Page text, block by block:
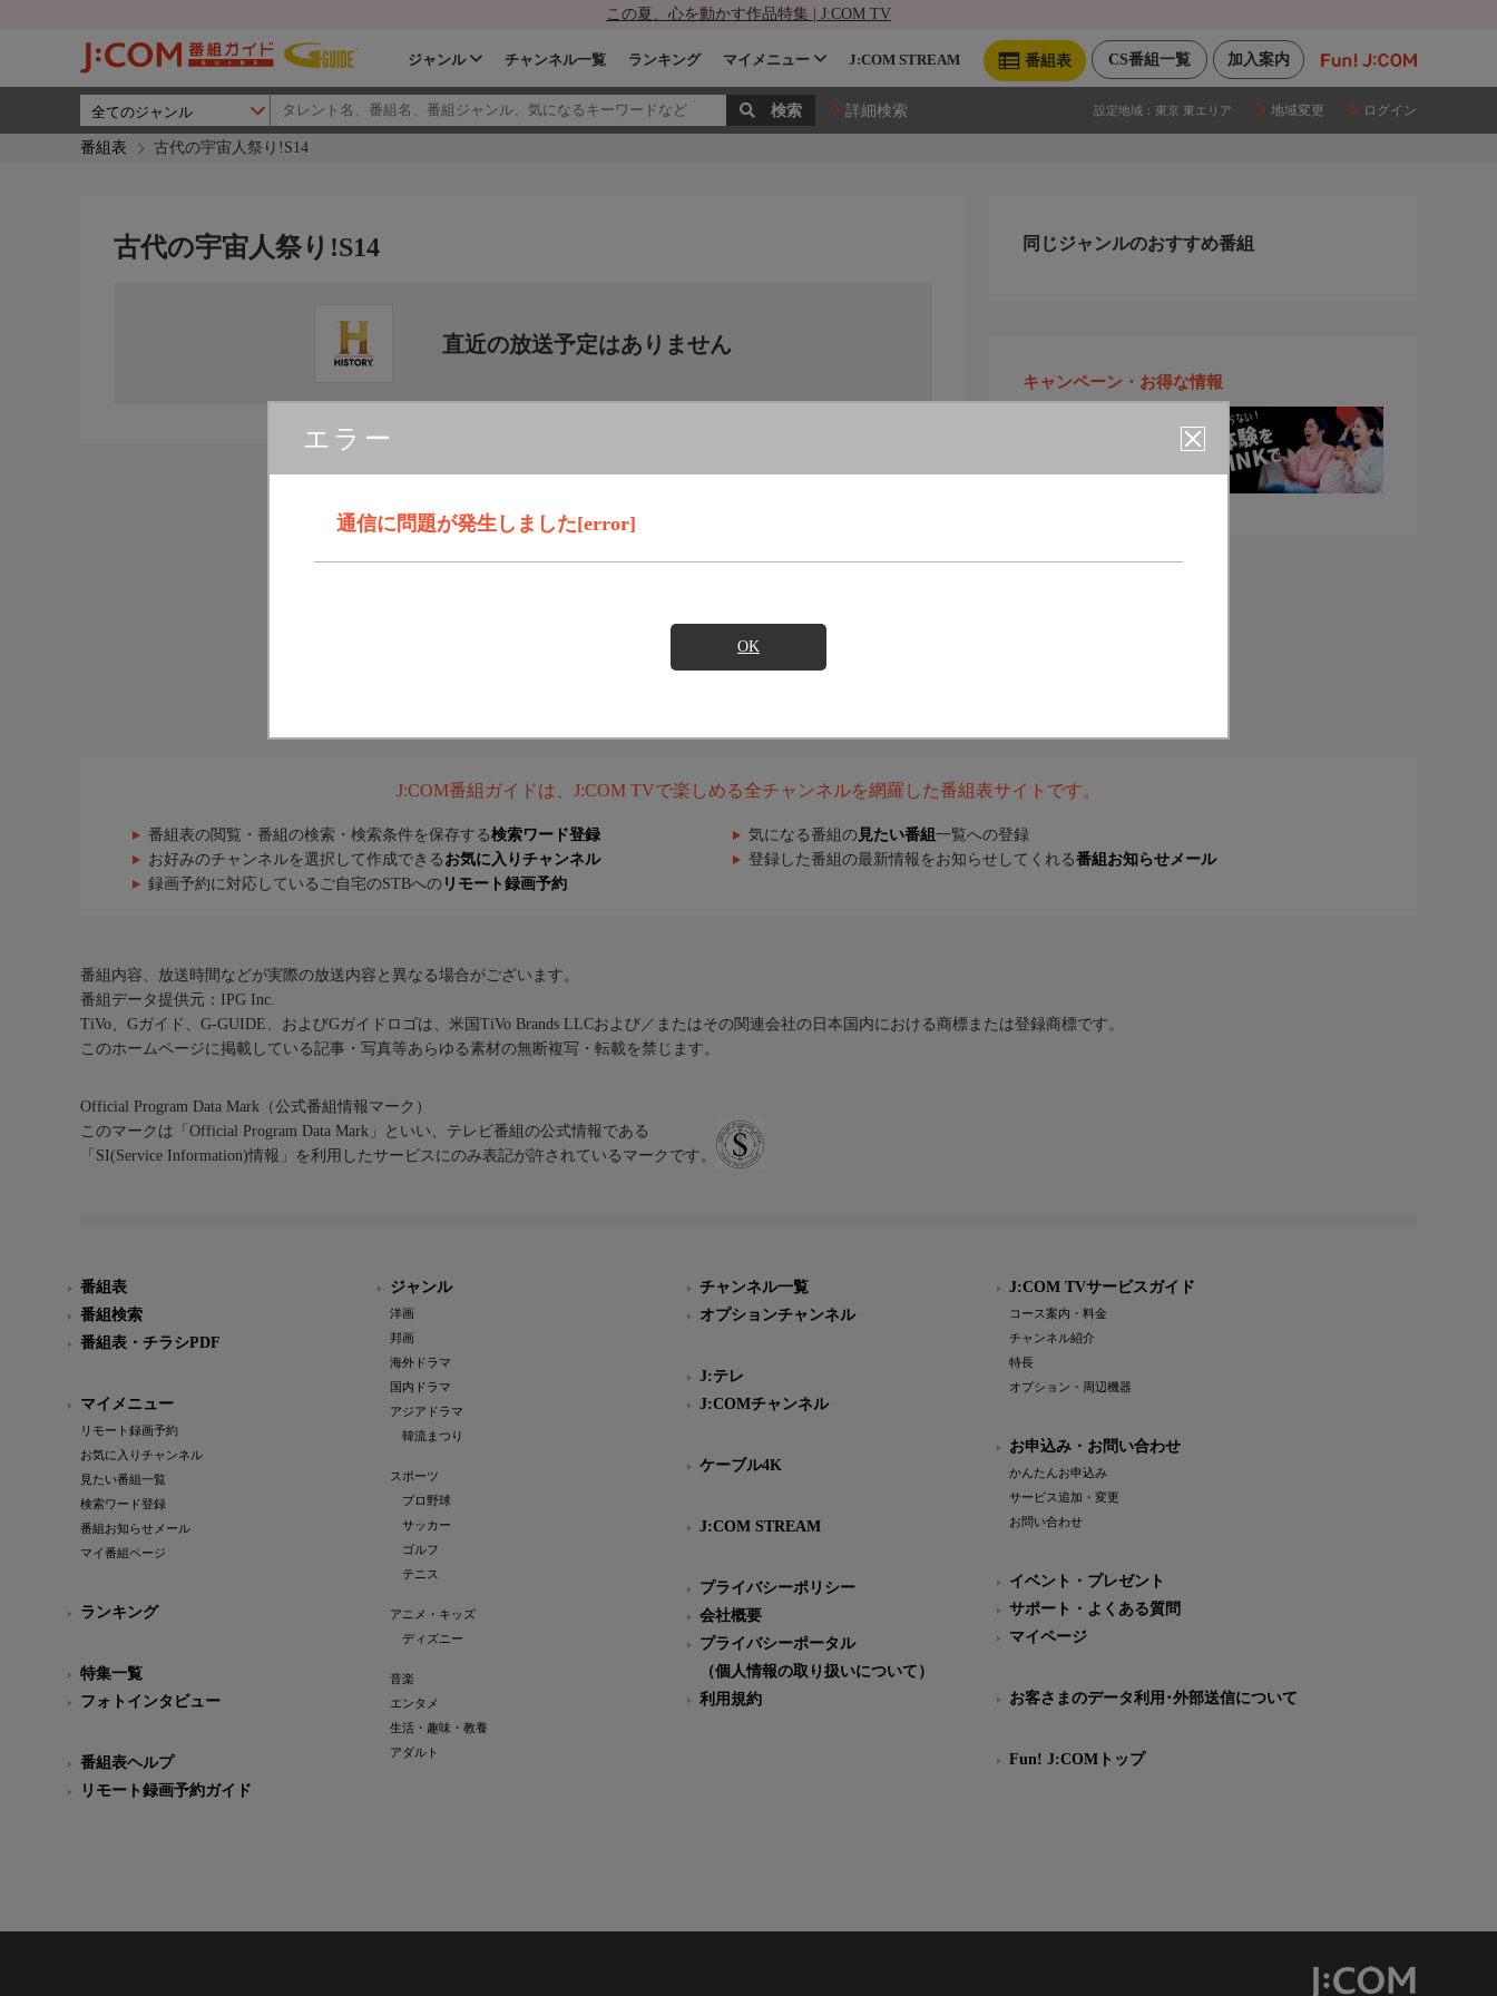
この夏、心を動かす作品特集 | J:COM TV
加入案内
CS番組一覧
番組表
ジャンル チャンネル一覧 ランキング マイメニュー J:COM STREAM
詳細検索 設定地域： 東京 東エリア 地域変更 ログイン
番組表 古代の宇宙人祭り!S14
エラー
通信に問題が発生しました[error]
OK
古代の宇宙人祭り!S14
直近の放送予定はありません
同じジャンルのおすすめ番組
キャンペーン・お得な情報
J:COM番組ガイドは、J:COM TVで楽しめる全チャンネルを網羅した番組表サイトです。
番組表の閲覧・番組の検索・検索条件を保存する検索ワード登録 気になる番組の 見たい番組 一覧への登録
お好みのチャンネルを選択して作成できる お気に入りチャンネル 登録した番組の最新情報をお知らせしてくれる番組お知らせメール
録画予約に対応しているご自宅のSTBへの リモート録画予約
番組内容、放送時間などが実際の放送内容と異なる場合がございます。
番組データ提供元：IPG Inc.
TiVo、Gガイド、G-GUIDE、およびGガイドロゴは、米国TiVo Brands LLCおよび／またはその関連会社の日本国内における商標または登録商標です。
このホームページに掲載している記事・写真等あらゆる素材の無断複写・転載を禁じます。
Official Program Data Mark（公式番組情報マーク）
このマークは「Official Program Data Mark」といい、テレビ番組の公式情報である
「SI(Service Information)情報」を利用したサービスにのみ表記が許されているマークです。
番組表
番組検索
番組表・チラシPDF
マイメニュー
リモート録画予約
お気に入りチャンネル
見たい番組一覧
検索ワード登録
番組お知らせメール
マイ番組ページ
ランキング
特集一覧
フォトインタビュー
番組表ヘルプ
リモート録画予約ガイド
ジャンル
洋画
邦画
海外ドラマ
国内ドラマ
アジアドラマ
韓流まつり
スポーツ
プロ野球
サッカー
ゴルフ
テニス
アニメ・キッズ
ディズニー
音楽
エンタメ
生活・趣味・教養
アダルト
チャンネル一覧
オプションチャンネル
J:テレ
J:COMチャンネル
ケーブル4K
J:COM STREAM
プライバシーポリシー
会社概要
プライバシーポータル
（個人情報の取り扱いについて）
利用規約
J:COM TVサービスガイド
コース案内・料金
チャンネル紹介
特長
オプション・周辺機器
お申込み・お問い合わせ
かんたんお申込み
サービス追加・変更
お問い合わせ
イベント・プレゼント
サポート・よくある質問
マイページ
お客さまのデータ利用･外部送信について
Fun! J:COMトップ